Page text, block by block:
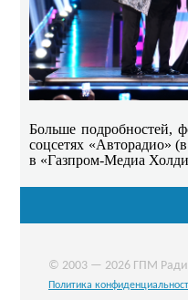
Больше подробностей,
соцсетях «Авторадио»
в «Газпром-Медиа
© 2003 — 2026 ГПМ
Политика